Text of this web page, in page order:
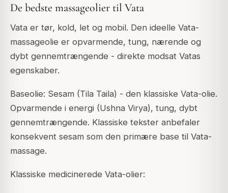
De bedste massageolier til Vata
Vata er tør, kold, let og mobil. Den ideelle Vata-
massageolie er opvarmende, tung, nærende og
dybt gennemtrængende - direkte modsat Vatas
egenskaber.
Baseolie: Sesam (Tila Taila) - den klassiske Vata-olie.
Opvarmende i energi (Ushna Virya), tung, dybt
gennemtrængende. Klassiske tekster anbefaler
konsekvent sesam som den primære base til Vata-
massage.
Klassiske medicinerede Vata-olier: